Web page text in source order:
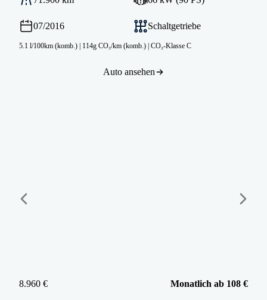
07/2016 Schaltgetriebe
5.1 l/100km (komb.) | 114g CO₂/km (komb.) | CO₂-Klasse C
Auto ansehen
8.960 € Monatlich ab 108 €